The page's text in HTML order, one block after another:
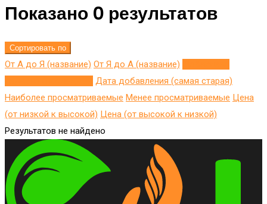
Показано 0 результатов
Сортировать по
От А до Я (название) От Я до A (название)
Дата добавления (самая старая)
Наиболее просматриваемые Менее просматриваемые Цена
(от низкой к высокой) Цена (от высокой к низкой)
Результатов не найдено